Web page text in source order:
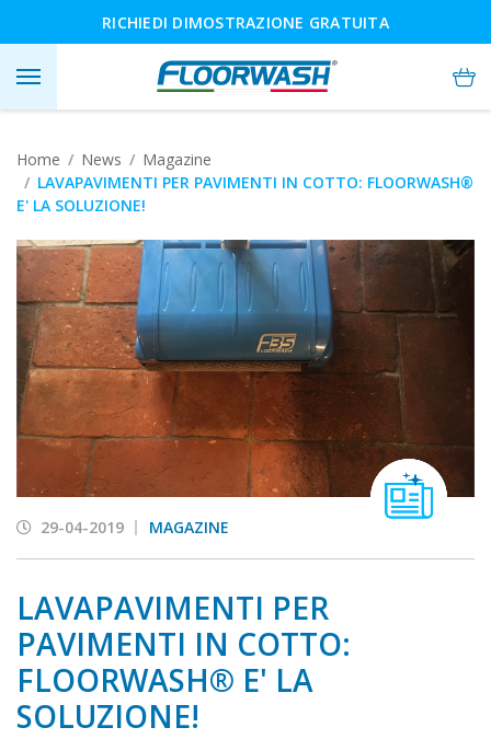
RICHIEDI DIMOSTRAZIONE GRATUITA
Home News
Magazine
LAVAPAVIMENTI PER PAVIMENTI IN COTTO: FLOORWASH®
E' LA SOLUZIONE!
29-04-2019 MAGAZINE
LAVAPAVIMENTI PER
PAVIMENTI IN COTTO:
FLOORWASH® E' LA
SOLUZIONE!